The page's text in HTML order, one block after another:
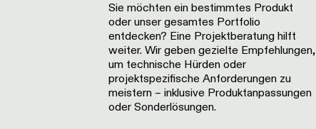
Sie möchten ein bestimmtes Produkt
oder unser gesamtes Portfolio
entdecken? Eine Projektberatung hilft
weiter. Wir geben gezielte Empfehlungen,
um technische Hürden oder
projektspezifische Anforderungen zu
meistern – inklusive Produktanpassungen
oder Sonderlösungen.